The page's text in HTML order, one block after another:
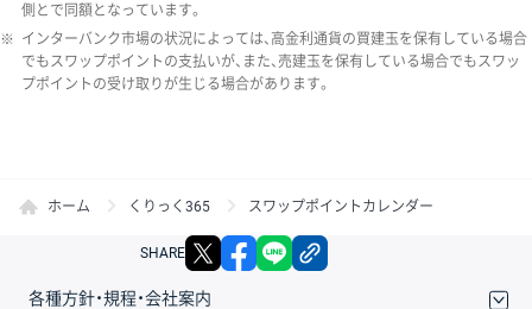
側とで同額となっています。
※ インターバンク市場の状況によっては、高金利通貨の買建玉を保有している場合
でもスワップポイントの支払いが、また、売建玉を保有している場合でもスワッ
プポイントの受け取りが生じる場合があります。
ホーム くりっく365 スワップポイントカレンダー
SHARE X facebook
各種方針・規程・会社案内